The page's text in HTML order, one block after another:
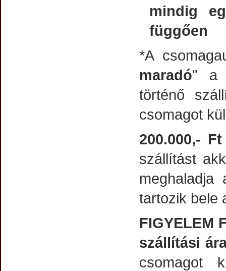
mindig
függően
*A
maradó" a
történő
csomagot
200.000,-
szállítást
tartozik bele
FIGYELEM
szállítási
csomagot